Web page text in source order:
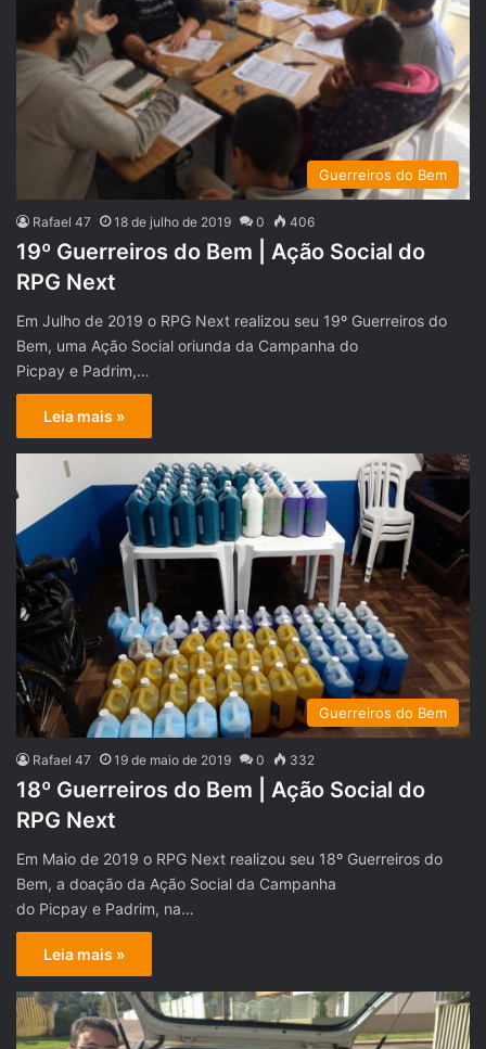
Guerreiros do Bem
Rafael 47 18 de julho de 2019 0 406
19º Guerreiros do Bem | Ação Social do
RPG Next
Em Julho de 2019 o RPG Next realizou seu 19º Guerreiros do
Bem, uma Ação Social oriunda da Campanha do
Picpay e Padrim,…
Leia mais »
Guerreiros do Bem
Rafael 47 19 de maio de 2019 0 332
18º Guerreiros do Bem | Ação Social do
RPG Next
Em Maio de 2019 o RPG Next realizou seu 18º Guerreiros do
Bem, a doação da Ação Social da Campanha
do Picpay e Padrim, na…
Leia mais »